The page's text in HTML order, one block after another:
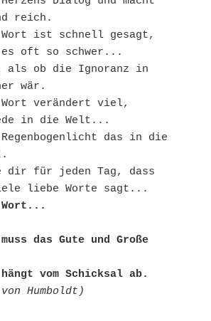
reich.
ist schnell gesagt,
oft so schwer...
als ob die Ignoranz in
wär.
verändert viel,
in die Welt...
das in die
dir für jeden Tag, dass
liebe Worte sagt...
das Gute und Große
vom Schicksal ab.
Humboldt)